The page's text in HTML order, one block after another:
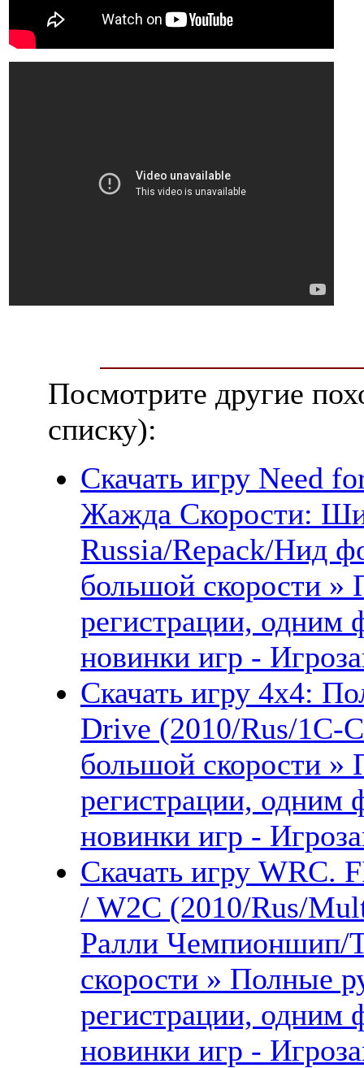
Посмотрите другие
списку):
Скачать игру Need
Жажда Скорости:
Russia/Repack/Нид
большой скорости »
регистрации, одним
новинки игр -
Скачать игру 4x4:
Drive (2010/Rus/1С-
большой скорости »
регистрации, одним
новинки игр -
Скачать игру WRC.
/ W2C (2010/Rus/
Ралли Чемпионшип/
скорости » Полные
регистрации, одним
новинки игр -